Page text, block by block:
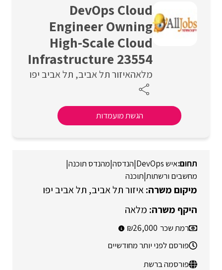
DevOps Cloud
Engineer Owning
High-Scale Cloud
Infrastructure 23554
מלאהאיזור תל אביב תל אביב יפו
הגשת מועמדות
איש DevOps |הנדסה|מהנדס תוכנה|
מחשבים ורשתות|תוכנה
איזור תל אביב תל אביב יפו
מלאה
רמת שכר 26,000
פורסם לפני יותר מחודשיים
פורסמה ברשת